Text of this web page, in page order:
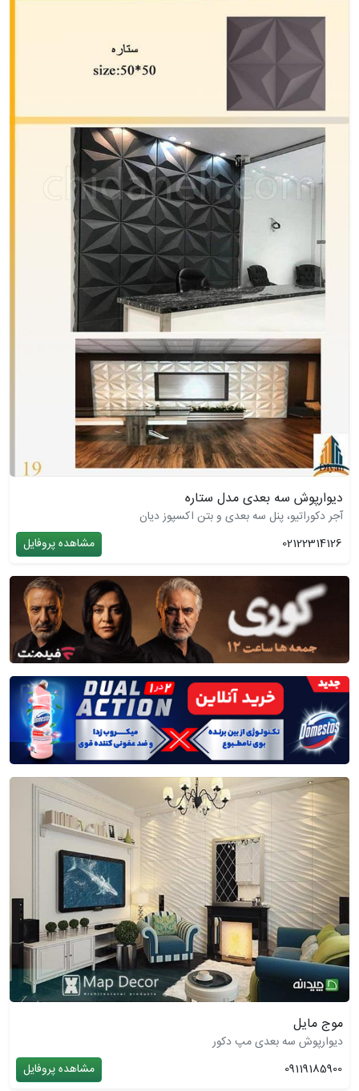
دیوارپوش سه بعدی مدل ستاره
آجر دکوراتیو، پنل سه بعدی و بتن اکسپوز دیان
02122314126
مشاهده پروفایل
موج مایل
دیوارپوش سه بعدی مپ دکور
09119185900
مشاهده پروفایل